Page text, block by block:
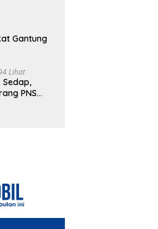
Gantung
Lihat
Sedap,
PNS